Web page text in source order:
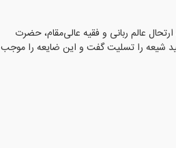
عالم ربانی و فقیه عالی‌مقام، حضرت
شیعه را تسلیت گفت و این ضایعه را موجب